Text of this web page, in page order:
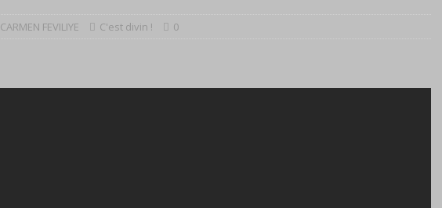
CARMEN FEVILIYE C'est divin ! 0